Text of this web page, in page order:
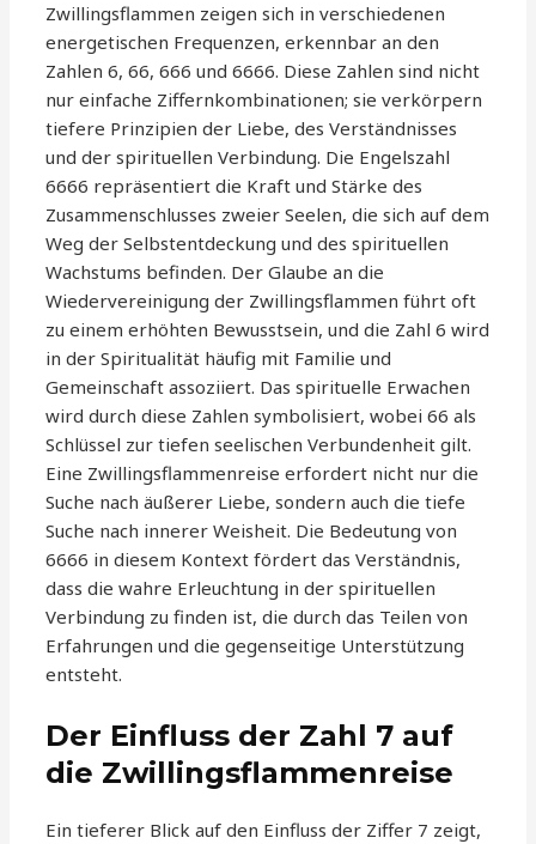
Zwillingsflammen zeigen sich in verschiedenen
energetischen Frequenzen, erkennbar an den
Zahlen 6, 66, 666 und 6666. Diese Zahlen sind nicht
nur einfache Ziffernkombinationen; sie verkörpern
tiefere Prinzipien der Liebe, des Verständnisses
und der spirituellen Verbindung. Die Engelszahl
6666 repräsentiert die Kraft und Stärke des
Zusammenschlusses zweier Seelen, die sich auf dem
Weg der Selbstentdeckung und des spirituellen
Wachstums befinden. Der Glaube an die
Wiedervereinigung der Zwillingsflammen führt oft
zu einem erhöhten Bewusstsein, und die Zahl 6 wird
in der Spiritualität häufig mit Familie und
Gemeinschaft assoziiert. Das spirituelle Erwachen
wird durch diese Zahlen symbolisiert, wobei 66 als
Schlüssel zur tiefen seelischen Verbundenheit gilt.
Eine Zwillingsflammenreise erfordert nicht nur die
Suche nach äußerer Liebe, sondern auch die tiefe
Suche nach innerer Weisheit. Die Bedeutung von
6666 in diesem Kontext fördert das Verständnis,
dass die wahre Erleuchtung in der spirituellen
Verbindung zu finden ist, die durch das Teilen von
Erfahrungen und die gegenseitige Unterstützung
entsteht.
Der Einfluss der Zahl 7 auf
die Zwillingsflammenreise
Ein tieferer Blick auf den Einfluss der Ziffer 7 zeigt,